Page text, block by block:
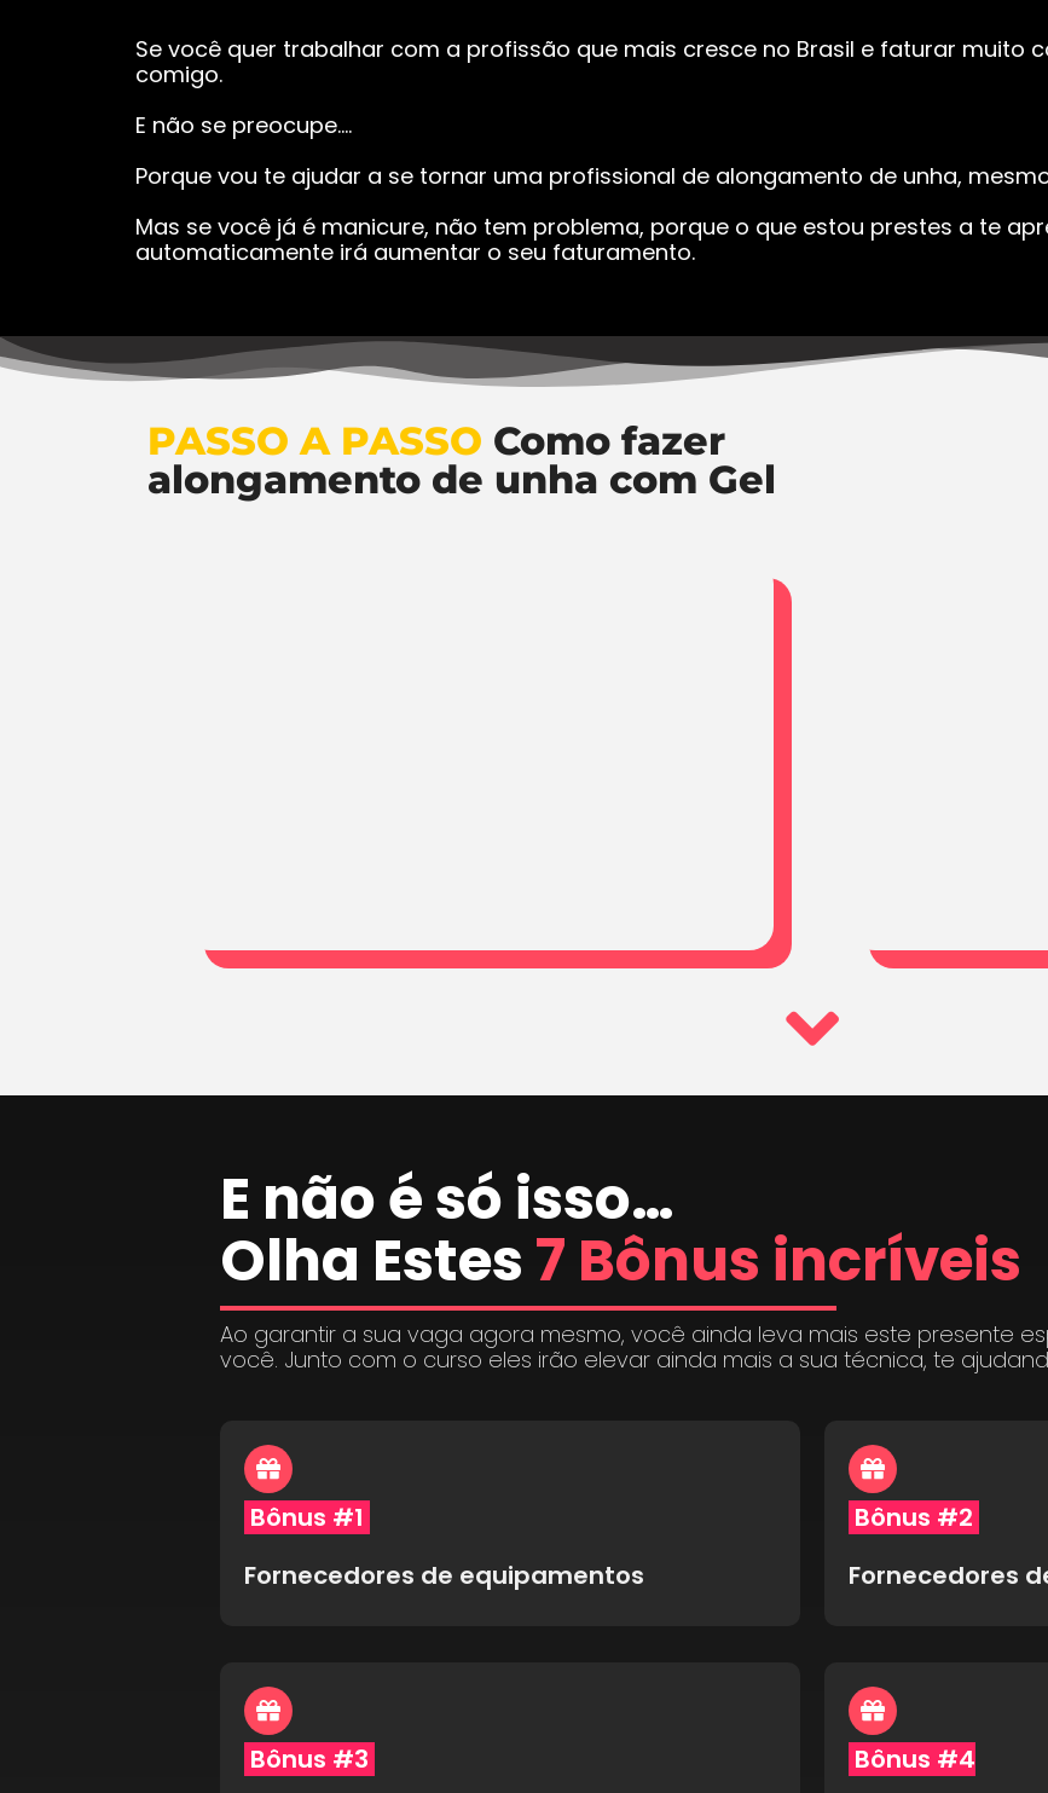
Se você quer trabalhar com a profissão que mais cresce no Brasil e faturar muito
comigo.
E não se preocupe….
Porque vou te ajudar a se tornar uma profissional de alongamento de unha,
Mas se você já é manicure, não tem problema, porque o que estou prestes a te
automaticamente irá aumentar o seu faturamento.
PASSO A PASSO Como fazer
alongamento de unha com Gel
E não é só isso…
Olha Estes 7 Bônus incríveis
Ao garantir a sua vaga agora mesmo, você ainda leva mais este presente
você. Junto com o curso eles irão elevar ainda mais a sua técnica, te
Bônus #1
Fornecedores de equipamentos
Bônus #2
Fornecedores
Bônus #3 Bônus #4